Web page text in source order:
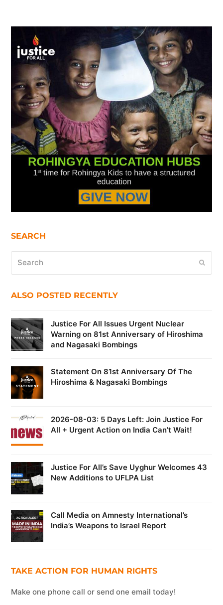
SEARCH
ALSO POSTED RECENTLY
Justice For All Issues Urgent Nuclear
Warning on 81st Anniversary of Hiroshima
and Nagasaki Bombings
Statement On 81st Anniversary Of The
Hiroshima & Nagasaki Bombings
2026-08-03: 5 Days Left: Join Justice For
All + Urgent Action on India Can’t Wait!
Justice For All’s Save Uyghur Welcomes 43
New Additions to UFLPA List
Call Media on Amnesty International’s
India’s Weapons to Israel Report
TAKE ACTION FOR HUMAN RIGHTS
Make one phone call or send one email today!